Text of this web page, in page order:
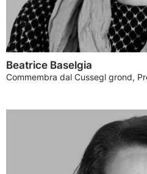
Beatrice Baselgia
Commembra dal Cussegl grond,